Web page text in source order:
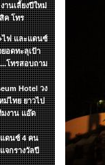
านเลี้ยงปีใหม่
ค โทร
ไฟ และแดนซ์
อดทะลุเป้า
โทรสอบถาม
Hotel วง
ม่ไทย ยาวไป
มงาน แอ๊ด
แดนซ์ 4 คน
จกรางวัลปี